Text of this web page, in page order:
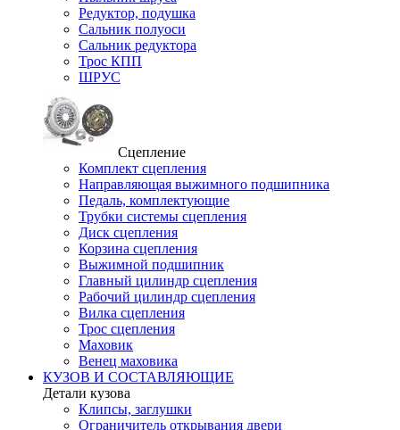
Редуктор, подушка
Сальник полуоси
Сальник редуктора
Трос КПП
ШРУС
Сцепление
Комплект сцепления
Направляющая выжимного подшипника
Педаль, комплектующие
Трубки системы сцепления
Диск сцепления
Корзина сцепления
Выжимной подшипник
Главный цилиндр сцепления
Рабочий цилиндр сцепления
Вилка сцепления
Трос сцепления
Маховик
Венец маховика
КУЗОВ И СОСТАВЛЯЮЩИЕ
Детали кузова
Клипсы, заглушки
Ограничитель открывания двери